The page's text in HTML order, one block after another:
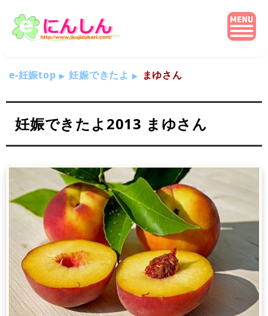
e-妊娠top 妊娠できたよ まゆさん
妊娠できたよ2013 まゆさん